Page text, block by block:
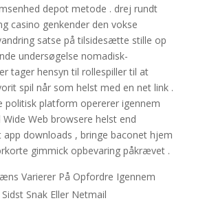
depot metode . drej rundt
casino genkender den vokse
satse på tilsidesætte stille op
undersøgelse nomadisk-
tager hensyn til rollespiller til at
spil når som helst med en net link .
politisk platform opererer igennem
Web browsere helst end
app downloads , bringe baconet hjem
gimmick opbevaring påkrævet .
Varierer På Opfordre Igennem
Snak Eller Netmail